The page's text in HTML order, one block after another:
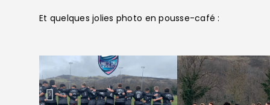
Et quelques jolies photo en pousse-café :